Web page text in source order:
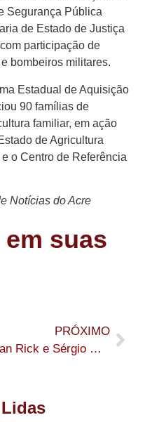
Segurança Pública
de Estado de Justiça
participação de
bombeiros militares.
Estadual de Aquisição
90 famílias de
familiar, em ação
de Agricultura
o Centro de Referência
Notícias do Acre
suas
PRÓXIMO
Alan Rick e Sérgio Mesquita entregam escavadeira hidráulica para fortalecer produção agrícola na Reserva Chico Mendes, em Epitaciolândia